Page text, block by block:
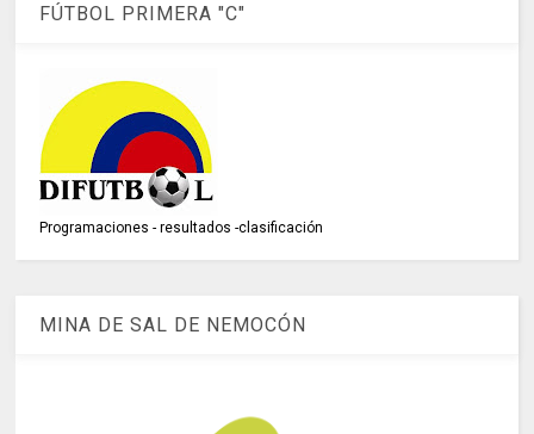
FÚTBOL PRIMERA "C"
Programaciones - resultados -clasificación
MINA DE SAL DE NEMOCÓN